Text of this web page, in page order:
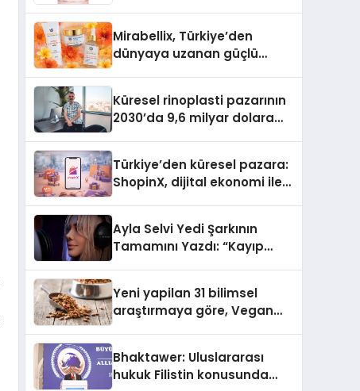
Mirabellix, Türkiye’den
dünyaya uzanan güçlü
Küresel rinoplasti pazarının
2030’da 9,6 milyar dolara
Türkiye’den küresel pazara:
ShopinX, dijital ekonomi ile
Ayla Selvi Yedi Şarkının
Tamamını Yazdı: “Kayıp
Yeni yapilan 31 bilimsel
araştırmaya göre, Vegan
Sindirildiğini Ortaya Koydu
Bhaktawer: Uluslararası
hukuk Filistin konusunda